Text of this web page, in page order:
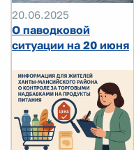
20.06.2025
О паводковой
ситуации на 20 июня